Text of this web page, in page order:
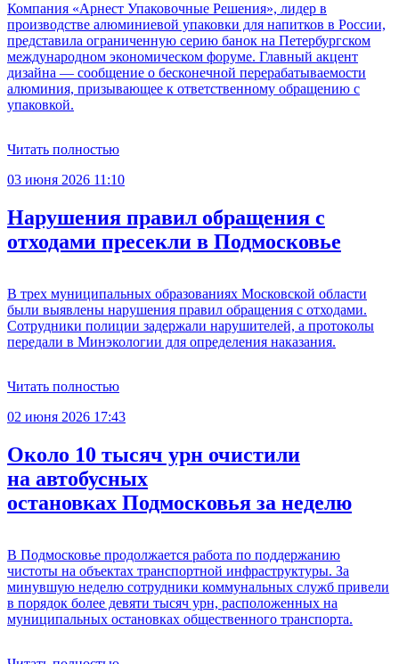
Компания «Арнест Упаковочные Решения», лидер в
производстве алюминиевой упаковки для напитков в России,
представила ограниченную серию банок на Петербургском
международном экономическом форуме. Главный акцент
дизайна — сообщение о бесконечной перерабатываемости
алюминия, призывающее к ответственному обращению с
упаковкой.
Читать полностью
03 июня 2026 11:10
Нарушения правил обращения с
отходами пресекли в Подмосковье
В трех муниципальных образованиях Московской области
были выявлены нарушения правил обращения с отходами.
Сотрудники полиции задержали нарушителей, а протоколы
передали в Минэкологии для определения наказания.
Читать полностью
02 июня 2026 17:43
Около 10 тысяч урн очистили
на автобусных
остановках Подмосковья за неделю
В Подмосковье продолжается работа по поддержанию
чистоты на объектах транспортной инфраструктуры. За
минувшую неделю сотрудники коммунальных служб привели
в порядок более девяти тысяч урн, расположенных на
муниципальных остановках общественного транспорта.